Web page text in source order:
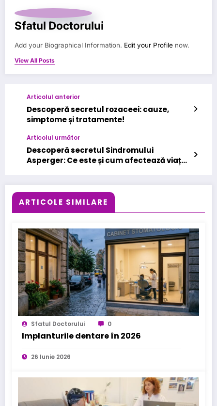
Sfatul Doctorului
Add your Biographical Information. Edit your Profile now.
View All Posts
Articolul anterior
Descoperă secretul rozaceei: cauze,
simptome și tratamente!
Articolul următor
Descoperă secretul Sindromului
Asperger: Ce este și cum afectează viața
ARTICOLE SIMILARE
Sfatul Doctorului 0
Implanturile dentare în 2026
26 Iunie 2026